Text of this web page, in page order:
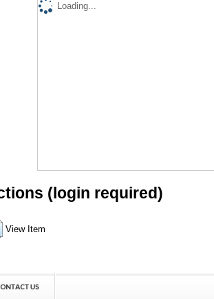
Loading...
(login required)
View Item